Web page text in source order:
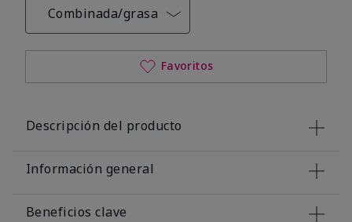
Combinada/grasa
Favoritos
Descripción del producto
Información general
Beneficios clave